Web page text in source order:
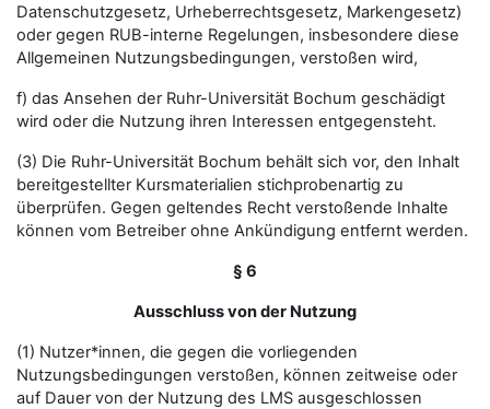
Datenschutzgesetz, Urheberrechtsgesetz, Markengesetz)
oder gegen RUB-interne Regelungen, insbesondere diese
Allgemeinen Nutzungsbedingungen, verstoßen wird,
f) das Ansehen der Ruhr-Universität Bochum geschädigt
wird oder die Nutzung ihren Interessen entgegensteht.
(3) Die Ruhr-Universität Bochum behält sich vor, den Inhalt
bereitgestellter Kursmaterialien stichprobenartig zu
überprüfen. Gegen geltendes Recht verstoßende Inhalte
können vom Betreiber ohne Ankündigung entfernt werden.
§ 6
Ausschluss von der Nutzung
(1) Nutzer*innen, die gegen die vorliegenden
Nutzungsbedingungen verstoßen, können zeitweise oder
auf Dauer von der Nutzung des LMS ausgeschlossen